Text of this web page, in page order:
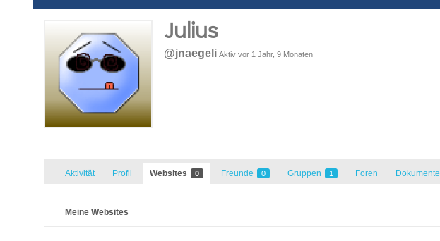
Julius
@jnaegeli Aktiv vor 1 Jahr, 9 Monaten
Aktivität Profil Websites 0 Freunde 0 Gruppen 1 Foren Dokumente
Meine Websites